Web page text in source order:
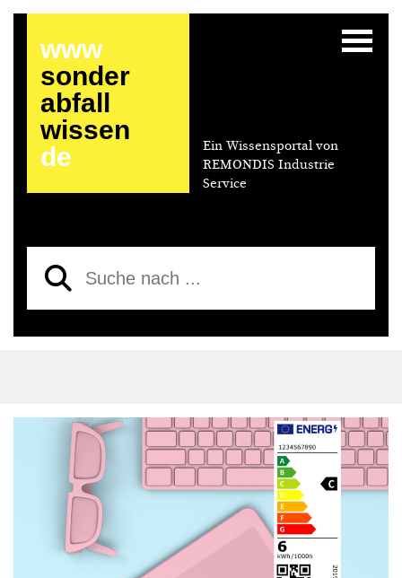
www
sonder
abfall
wissen
de
Ein Wissensportal von
REMONDIS Industrie
Service